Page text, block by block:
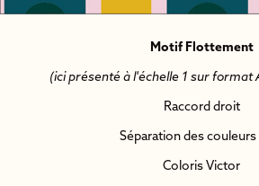
Motif Flottement
(ici présenté à l'échelle 1 sur format
Raccord droit
Séparation des couleurs
Coloris Victor